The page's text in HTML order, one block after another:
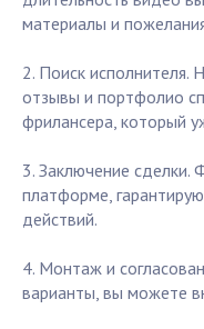
материалы и
2. Поиск исполнителя.
отзывы и портфолио
фрилансера, который
3. Заключение сделки.
платформе,
действий.
4. Монтаж и
варианты, вы можете